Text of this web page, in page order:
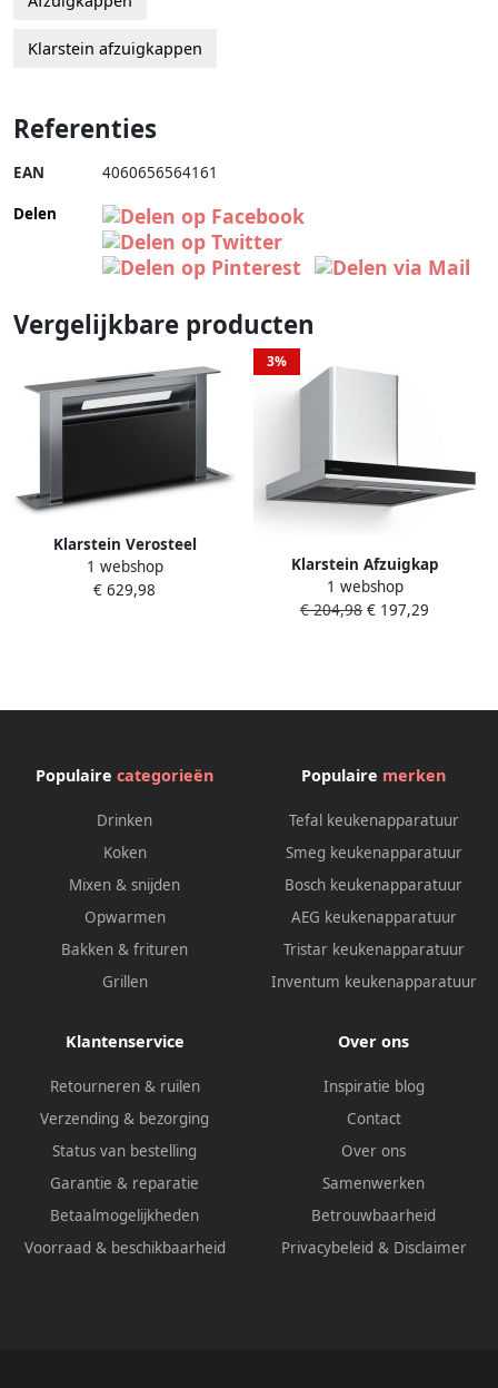
Klarstein afzuigkappen
Referenties
EAN 4060656564161
Delen
Vergelijkbare producten
Klarstein Verosteel
Afzuigkap 60 cm A++
Afzuigkap met
filters zwart glas en
1 webshop
€ 629,98
3%
Klarstein Afzuigkap
Verosteel 60 cm Roestvrij
staal & glas 881 6 m³ u
Dampkap
1 webshop
€ 204,98 € 197,29
Populaire categorieën
Drinken
Koken
Mixen & snijden
Opwarmen
Bakken & frituren
Grillen
Populaire merken
Tefal keukenapparatuur
Smeg keukenapparatuur
Bosch keukenapparatuur
AEG keukenapparatuur
Tristar keukenapparatuur
Inventum keukenapparatuur
Klantenservice
Retourneren & ruilen
Verzending & bezorging
Status van bestelling
Garantie & reparatie
Betaalmogelijkheden
Voorraad & beschikbaarheid
Over ons
Inspiratie blog
Contact
Over ons
Samenwerken
Betrouwbaarheid
Privacybeleid & Disclaimer